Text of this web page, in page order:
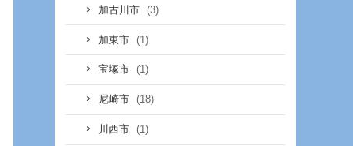
加古川市 (3)
加東市 (1)
宝塚市 (1)
尼崎市 (18)
川西市 (1)